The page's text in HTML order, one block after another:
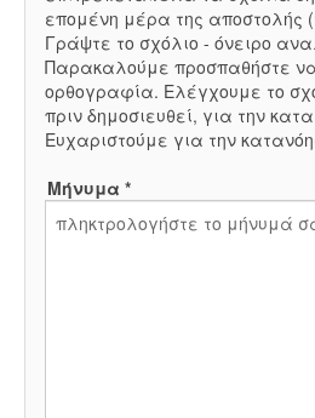
επομένη μέρα της αποστολής
Γράψτε το σχόλιο - όνειρο
Παρακαλούμε προσπαθήστε
ορθογραφία. Ελέγχουμε το
πριν δημοσιευθεί, για την
Ευχαριστούμε για την
Μήνυμα *